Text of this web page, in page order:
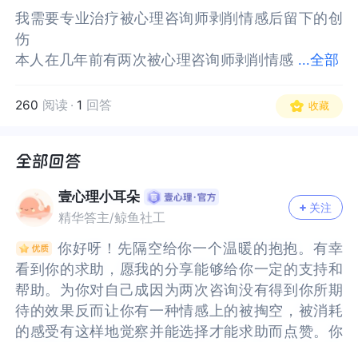
...全部
我需要专业治疗被心理咨询师剥削情感后留下的创
伤
本人在几年前有两次被心理咨询师剥削情感
现在仍然想做心理咨询 治疗因被专业人士剥削情感
了疗愈我自己 但我不再盲目信任任何一个心理咨询
我的要求是：他/她必须要有处理因被心理咨询师被
情感剥削后留下的复杂创伤的能力 成熟的人格 有反
移情处理的能力 不惧怕被挑战 在咨询过程中时刻反
思伦理和边界 对自己自信 对心理咨询这件事必须怀
着谦卑的态度
这样的咨询师我愿意相信并愿意和他一起工作 在有
我需要专业治疗被心理咨询师剥削情感后留下的创
伤
本人在几年前有两次被心理咨询师剥削情感的经历
现在仍然想做心理咨询 治疗因被专业人士剥削情感
了疗愈我自己 但我不再盲目信任任何一个心理咨询
我的要求是：他/她必须要有处理因被心理咨询师被
情感剥削后留下的复杂创伤的能力 成熟的人格 有反
移情处理的能力 不惧怕被挑战 在咨询过程中时刻反
思伦理和边界 对自己自信 对心理咨询这件事必须怀
着谦卑的态度
这样的咨询师我愿意相信并愿意和他一起工作 在有
260 阅读 · 1 回答 收藏
壹心理小耳朵
精华答主/鲸鱼社工
关注
你好呀！先隔空给你一个温暖的抱抱。有幸
看到你的求助，愿我的分享能够给你一定的支持和
帮助。为你对自己成因为两次咨询没有得到你所期
待的效果反而让你有一种情感上的被掏空，被消耗
的感受有这样地觉察并能选择才能求助而点赞。你
看到你的求助，愿我的分享能够给你一定的支持和
帮助。为你对自己成因为两次咨询没有得到你所期
待的效果反而让你有一种情感上的被掏空，被消耗
的感受有这样地觉察并能选择才能求助而点赞。你